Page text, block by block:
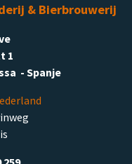
& Bierbrouwerij
1
- Spanje